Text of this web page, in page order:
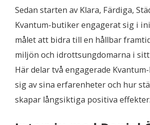
Sedan starten av Klara, Färdiga,
Kvantum-butiker engagerat sig i
målet att bidra till en hållbar
miljön och idrottsungdomarna i
Här delar två engagerade
sig av sina erfarenheter och hur
skapar långsiktiga positiva effekter.